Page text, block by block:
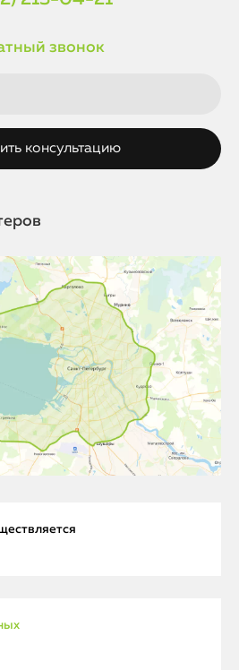
звонок